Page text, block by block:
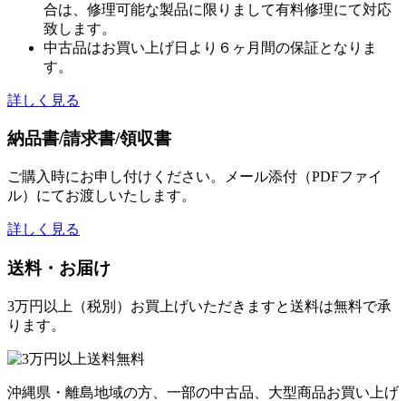
合は、修理可能な製品に限りまして有料修理にて対応
致します。
中古品はお買い上げ日より６ヶ月間の保証となりま
す。
詳しく見る
納品書/請求書/領収書
ご購入時にお申し付けください。メール添付（PDFファイ
ル）にてお渡しいたします。
詳しく見る
送料・お届け
3万円以上（税別）お買上げいただきますと送料は無料で承
ります。
沖縄県・離島地域の方、一部の中古品、大型商品お買い上げ